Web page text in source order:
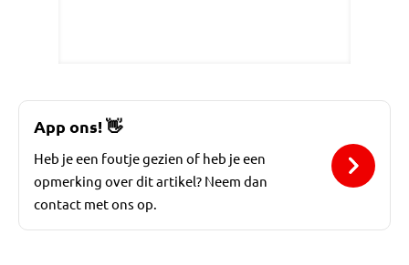
App ons!👋
Heb je een foutje gezien of heb je een
opmerking over dit artikel? Neem dan
contact met ons op.